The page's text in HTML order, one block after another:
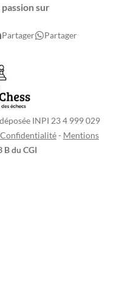
c
b
sur
Partager Partager
INPI 23 4 999 029
- Mentions
B du CGI